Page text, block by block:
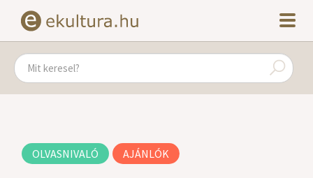
OLVASNIVALÓ AJÁNLÓK